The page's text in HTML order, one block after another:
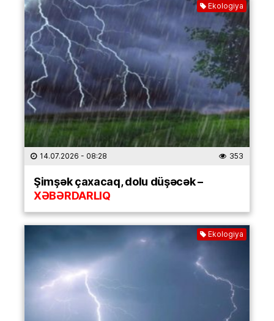
Ekologiya
14.07.2026 - 08:28 353
Şimşək çaxacaq, dolu düşəcək –
XƏBƏRDARLIQ
Ekologiya